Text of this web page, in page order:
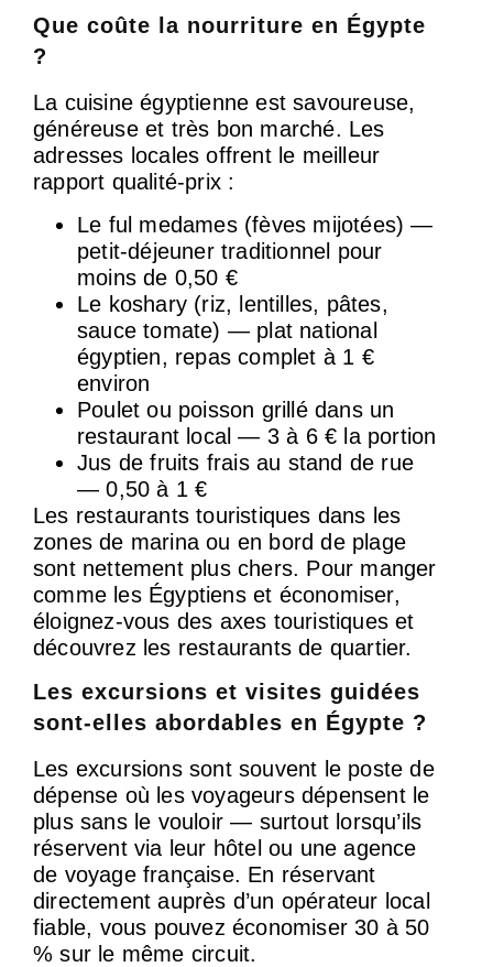
Que coûte la nourriture en Égypte
?
La cuisine égyptienne est savoureuse,
généreuse et très bon marché. Les
adresses locales offrent le meilleur
rapport qualité-prix :
Le ful medames (fèves mijotées) —
petit-déjeuner traditionnel pour
moins de 0,50 €
Le koshary (riz, lentilles, pâtes,
sauce tomate) — plat national
égyptien, repas complet à 1 €
environ
Poulet ou poisson grillé dans un
restaurant local — 3 à 6 € la portion
Jus de fruits frais au stand de rue
— 0,50 à 1 €
Les restaurants touristiques dans les
zones de marina ou en bord de plage
sont nettement plus chers. Pour manger
comme les Égyptiens et économiser,
éloignez-vous des axes touristiques et
découvrez les restaurants de quartier.
Les excursions et visites guidées
sont-elles abordables en Égypte ?
Les excursions sont souvent le poste de
dépense où les voyageurs dépensent le
plus sans le vouloir — surtout lorsqu’ils
réservent via leur hôtel ou une agence
de voyage française. En réservant
directement auprès d’un opérateur local
fiable, vous pouvez économiser 30 à 50
% sur le même circuit.